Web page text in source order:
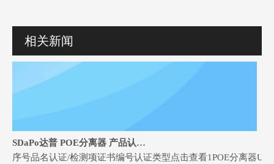
相关新闻
序号品名认证/检测项证书编号认证类型点击查看1POE分离器